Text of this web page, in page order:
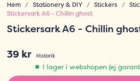
Hem Stationery & DIY Stickers
Stickersark A6 - Chillin ghost
Stickersark A6 - Chillin
39 kr
Historik
I lager i webshopen (ej